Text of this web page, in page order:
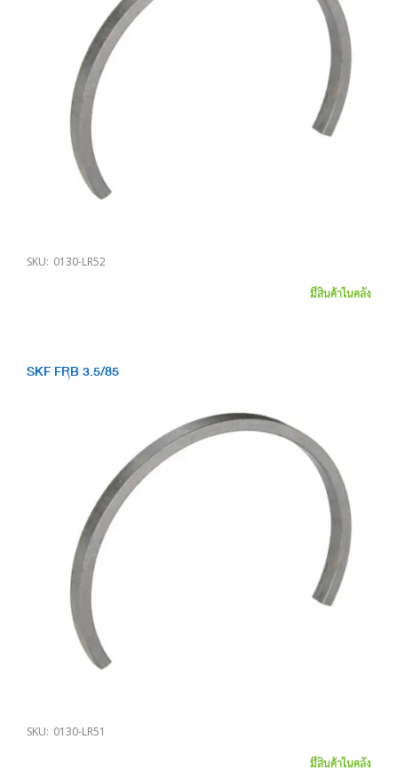
SKU: 0130-LR52
มีสินค้าในคลัง
SKF FRB 3.5/85
SKU: 0130-LR51
มีสินค้าในคลัง